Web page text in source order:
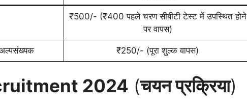
₹500/- (₹400 पहले चरण सीबीटी टेस्ट में उपस्थित होने
पर वापस)
अल्पसंख्यक ₹250/- (पूरा शुल्क वापस)
2024 (चयन प्रक्रिया)